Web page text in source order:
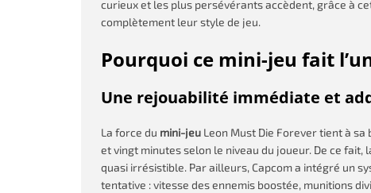
curieux et les plus persévérants accèdent, grâce à
complètement leur style de jeu.
Pourquoi ce mini-jeu fait
Une rejouabilité immédiate et
La force du mini-jeu Leon Must Die Forever tient à
et vingt minutes selon le niveau du joueur. De ce
quasi irrésistible. Par ailleurs, Capcom a intégré un
tentative : vitesse des ennemis boostée, munitions